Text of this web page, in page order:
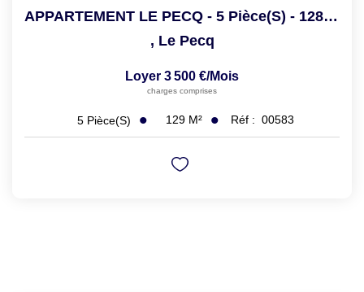
APPARTEMENT LE PECQ - 5 Pièce(s) - 128.75 M2
, Le Pecq
Loyer 3 500 €/mois
charges comprises
5 Pièce(s) 129 M² Réf : 00583